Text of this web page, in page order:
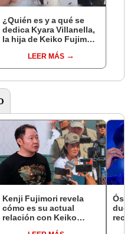
¿Quién es y a qué se
dedica Kyara Villanella,
la hija de Keiko Fujimori
nivel nacional?
LEER MÁS
Kenji Fujimori revela
cómo es su actual
relación con Keiko